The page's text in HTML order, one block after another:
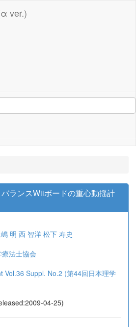
ver.)
バランスWiiボードの重心動揺計
明 西 智洋 松下 寿史
法士協会
Vol.36 Suppl. No.2 (第44回日本理学
04-25)